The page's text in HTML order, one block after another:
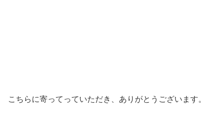
こちらに寄ってっていただき、ありがとうございます。